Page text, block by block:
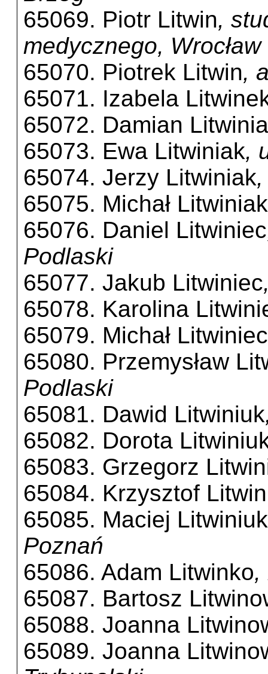
65069. Piotr Litwin,
medycznego, Wrocław
65070. Piotrek Litwin,
65071. Izabela
65072. Damian
65073. Ewa Litwiniak,
65074. Jerzy Litwiniak
65075. Michał Litwiniak
65076. Daniel Litwiniec
Podlaski
65077. Jakub Litwiniec
65078. Karolina
65079. Michał Litwiniec
65080. Przemysław
Podlaski
65081. Dawid Litwiniuk
65082. Dorota
65083. Grzegorz
65084. Krzysztof
65085. Maciej Litwiniuk
Poznań
65086. Adam Litwinko,
65087. Bartosz
65088. Joanna
65089. Joanna